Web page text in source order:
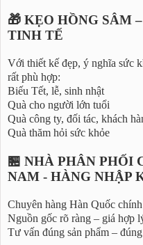
🎁 KẸO HỒNG SÂM
TINH TẾ
Với thiết kế đẹp, ý nghĩa sức
rất phù hợp:
Biếu Tết, lễ, sinh nhật
Quà cho người lớn tuổi
Quà công ty, đối tác, khách
Quà thăm hỏi sức khỏe
🏪 NHÀ PHÂN PHỐI
NAM - HÀNG NHẬP
Chuyên hàng Hàn Quốc
Nguồn gốc rõ ràng – giá hợp
Tư vấn đúng sản phẩm –